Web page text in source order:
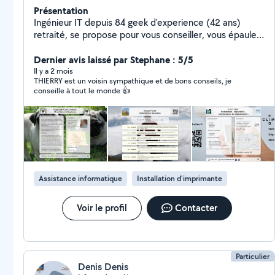
Présentation
Ingénieur IT depuis 84 geek d'experience (42 ans)
retraité, se propose pour vous conseiller, vous épauler ,
réseau domestique .Bref vous aider dans toutes les
matières technologiques : informatique , télé
connectée, wifi cpl réseau domestique imprimantes,
smartphone, sites web , fiche Google business (depuis
94 soit 32 ans), prodigue également un cours de
vulgarisation de l'informatique en 10h adaptable à tout
niveau
Dernier avis laissé par Stephane : 5/5
Il y a 2 mois
THIERRY est un voisin sympathique et de bons conseils, je
conseille à tout le monde 👍
Assistance informatique Installation d'imprimante
Voir le profil Contacter
Particulier
Denis Denis